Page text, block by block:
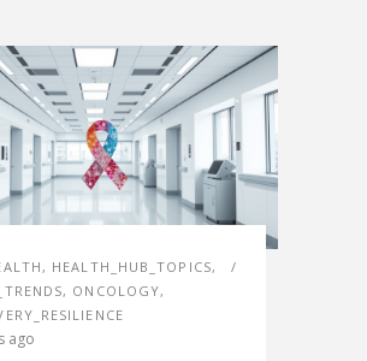
, HEALTH_HUB_TOPICS,
, ONCOLOGY,
ago